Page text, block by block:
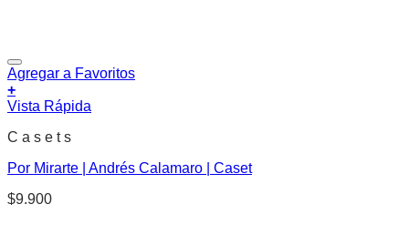
Agregar a Favoritos
+
Vista Rápida
C a s e t s
Por Mirarte | Andrés Calamaro | Caset
$9.900